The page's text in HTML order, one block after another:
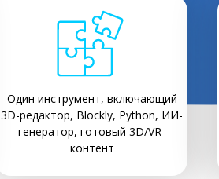
Один инструмент, включающий
3D-редактор, Blockly, Python, ИИ-
генератор, готовый 3D/VR-
контент